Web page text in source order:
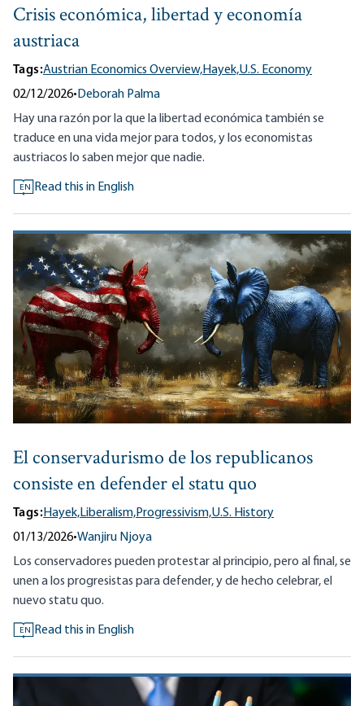
Crisis económica, libertad y economía
austriaca
Tags:Austrian Economics Overview,Hayek,U.S. Economy
02/12/2026• Deborah Palma
Hay una razón por la que la libertad económica también se
traduce en una vida mejor para todos, y los economistas
austriacos lo saben mejor que nadie.
EN Read this in English
El conservadurismo de los republicanos
consiste en defender el statu quo
Tags:Hayek,Liberalism,Progressivism,U.S. History
01/13/2026•Wanjiru Njoya
Los conservadores pueden protestar al principio, pero al final, se
unen a los progresistas para defender, y de hecho celebrar, el
nuevo statu quo.
EN Read this in English